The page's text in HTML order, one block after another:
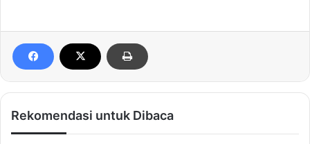
Rekomendasi untuk Dibaca